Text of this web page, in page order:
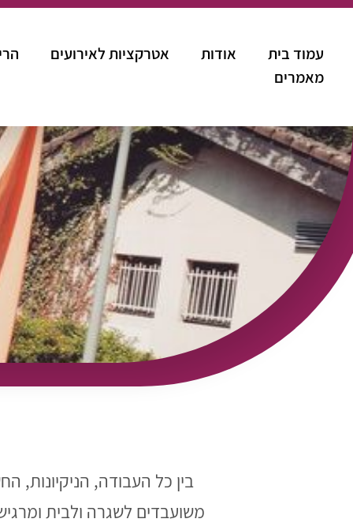
עמוד בית אודות אטרקציות לאירועים
מאמרים
בין כל העבודה, הניקיונות,
משועבדים לשגרה ולבית